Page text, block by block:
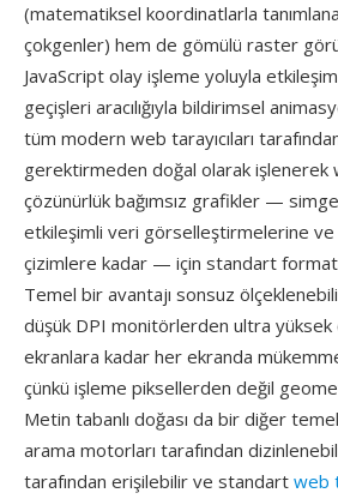
(matematiksel koordinatlarla
çokgenler) hem de gömülü raster
JavaScript olay işleme yoluyla
geçişleri aracılığıyla bildirimsel
tüm modern web tarayıcıları
gerektirmeden doğal olarak işlenerek
çözünürlük bağımsız grafikler —
etkileşimli veri görselleştirmelerine ve
çizimlere kadar — için standart
Temel bir avantajı sonsuz
düşük DPI monitörlerden ultra yüksek
ekranlara kadar her ekranda
çünkü işleme piksellerden değil
Metin tabanlı doğası da bir diğer
arama motorları tarafından
tarafından erişilebilir ve standart web